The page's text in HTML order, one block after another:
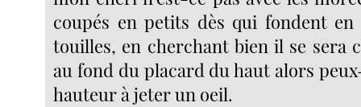
coupés en petits dès qui fondent
touilles, en cherchant bien il se sera
au fond du placard du haut alors
hauteur à jeter un oeil.